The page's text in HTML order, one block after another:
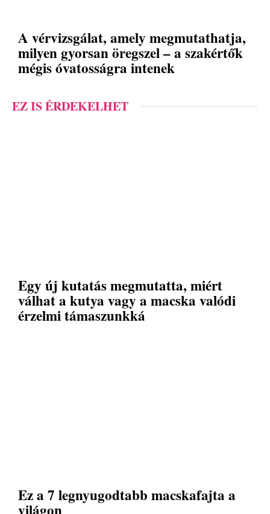
A vérvizsgálat, amely megmutathatja,
milyen gyorsan öregszel – a szakértők
mégis óvatosságra intenek
EZ IS ÉRDEKELHET
Egy új kutatás megmutatta, miért
válhat a kutya vagy a macska valódi
érzelmi támaszunkká
Ez a 7 legnyugodtabb macskafajta a
világon